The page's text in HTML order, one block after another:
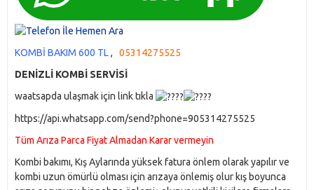
KOMBİ BAKIM 600 TL, 05314275525
DENİZLİ KOMBİ SERVİSİ
waatsapda ulaşmak için link tıkla
https://api.whatsapp.com/send?phone=905314275525
Tüm Arıza Parca Fiyat Almadan Karar vermeyin
Kombi bakımı, Kış Aylarında yüksek fatura önlem olarak yapılır ve
kombi uzun ömürlü olması için arızaya önlemiş olur kış boyunca